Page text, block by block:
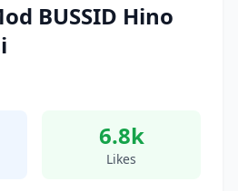
BUSSID Hino
6.8k
Likes